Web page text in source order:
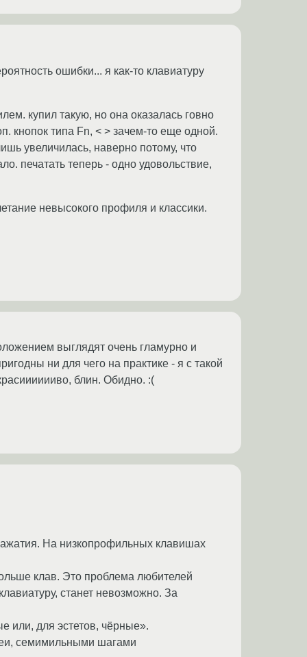
ошибки... я как-то клавиатуру
купил такую, но она оказалась говно
кнопок типа Fn, < > зачем-то еще одной.
увеличилась, наверно потому, что
печатать теперь - одно удовольствие,
невысокого профиля и классики.
выглядят очень гламурно и
ни для чего на практике - я с такой
блин. Обидно. :(
На низкопрофильных клавишах
клав. Это проблема любителей
станет невозможно. За
или, для эстетов, чёрные».
семимильными шагами